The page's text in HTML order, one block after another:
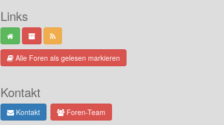
Links
Alle Foren als gelesen markieren
Kontakt
Kontakt Foren-Team